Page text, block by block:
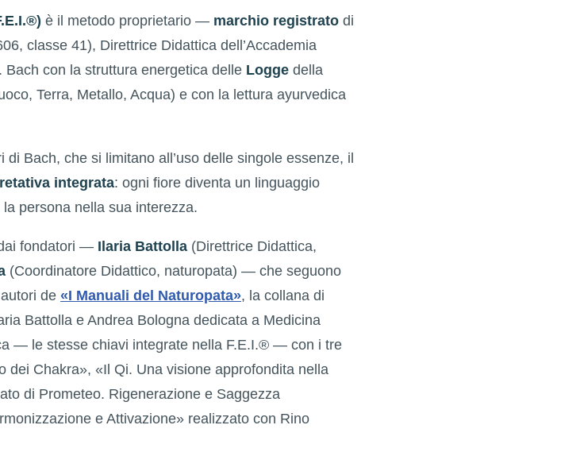
è il metodo proprietario — marchio registrato di
classe 41), Direttrice Didattica dell’Accademia
con la struttura energetica delle Logge della
Terra, Metallo, Acqua) e con la lettura ayurvedica
Bach, che si limitano all’uso delle singole essenze, il
integrata: ogni fiore diventa un linguaggio
persona nella sua interezza.
fondatori — Ilaria Battolla (Direttrice Didattica,
(Coordinatore Didattico, naturopata) — che seguono
de «I Manuali del Naturopata», la collana di
Battolla e Andrea Bologna dedicata a Medicina
— le stesse chiavi integrate nella F.E.I.® — con i tre
dei Chakra», «Il Qi. Una visione approfondita nella
di Prometeo. Rigenerazione e Saggezza
e Attivazione» realizzato con Rino